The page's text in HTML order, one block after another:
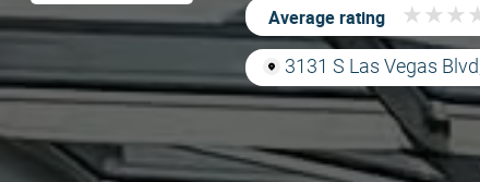
Average rating ★ ★ ★
★ ★ ★
3131 S Las Vegas